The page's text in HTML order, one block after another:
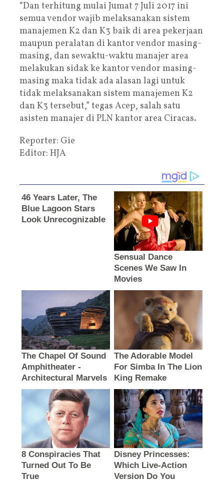
“Dan terhitung mulai Jumat 7 Juli 2017 ini
semua vendor wajib melaksanakan sistem
manajemen K2 dan K3 baik di area pekerjaan
maupun peralatan di kantor vendor masing-
masing, dan sewaktu-waktu manajer area
melakukan sidak ke kantor vendor masing-
masing maka tidak ada alasan lagi untuk
tidak melaksanakan sistem manajemen K2
dan K3 tersebut,” tegas Acep, salah satu
asisten manajer di PLN kantor area Ciracas.
Reporter: Gie
Editor: HJA